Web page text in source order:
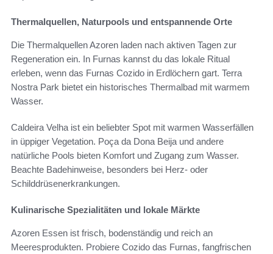
Thermalquellen, Naturpools und entspannende Orte
Die Thermalquellen Azoren laden nach aktiven Tagen zur
Regeneration ein. In Furnas kannst du das lokale Ritual
erleben, wenn das Furnas Cozido in Erdlöchern gart. Terra
Nostra Park bietet ein historisches Thermalbad mit warmem
Wasser.
Caldeira Velha ist ein beliebter Spot mit warmen Wasserfällen
in üppiger Vegetation. Poça da Dona Beija und andere
natürliche Pools bieten Komfort und Zugang zum Wasser.
Beachte Badehinweise, besonders bei Herz- oder
Schilddrüsenerkrankungen.
Kulinarische Spezialitäten und lokale Märkte
Azoren Essen ist frisch, bodenständig und reich an
Meeresprodukten. Probiere Cozido das Furnas, fangfrischen